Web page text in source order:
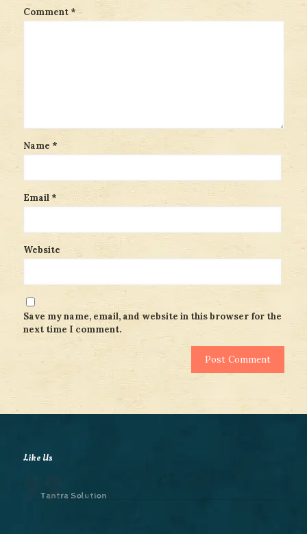
Comment *
Name *
Email *
Website
Save my name, email, and website in this browser for the
next time I comment.
Like Us
Tantra Solution